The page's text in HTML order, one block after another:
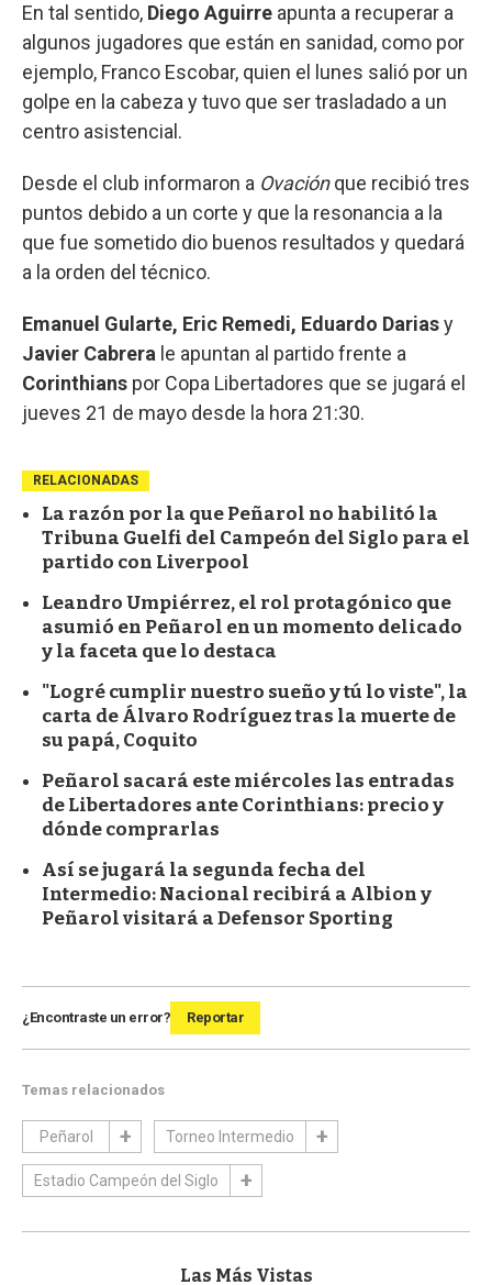
En tal sentido, Diego Aguirre apunta a recuperar a
algunos jugadores que están en sanidad, como por
ejemplo, Franco Escobar, quien el lunes salió por un
golpe en la cabeza y tuvo que ser trasladado a un
centro asistencial.
Desde el club informaron a Ovaciónque recibió tres
puntos debido a un corte y que la resonancia a la
que fue sometido dio buenos resultados y quedará
a la orden del técnico.
Emanuel Gularte, Eric Remedi, Eduardo Dariasy
Javier Cabrera le apuntan al partido frente a
Corinthians por Copa Libertadores que se jugará el
jueves 21 de mayo desde la hora 21:30.
RELACIONADAS
La razón por la que Peñarol no habilitó la
Tribuna Guelfi del Campeón del Siglo para el
partido con Liverpool
Leandro Umpiérrez, el rol protagónico que
asumió en Peñarol en un momento delicado
y la faceta que lo destaca
"Logré cumplir nuestro sueño y tú lo viste", la
carta de Álvaro Rodríguez tras la muerte de
su papá, Coquito
Peñarol sacará este miércoles las entradas
de Libertadores ante Corinthians: precio y
dónde comprarlas
Así se jugará la segunda fecha del
Intermedio: Nacional recibirá a Albion y
Peñarol visitará a Defensor Sporting
¿Encontraste un error? Reportar
Temas relacionados
Peñarol Torneo Intermedio
Estadio Campeón del Siglo
Las Más Vistas